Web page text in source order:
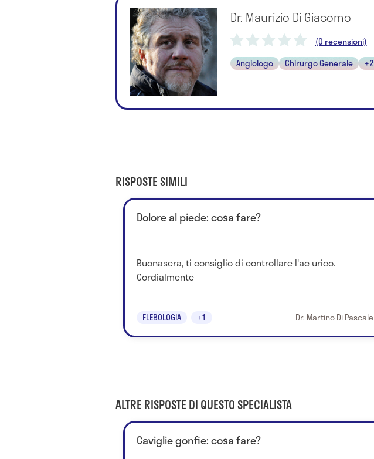
Dr. Maurizio Di Giacomo
(0 recensioni)
Angiologo
Chirurgo Generale +2
RISPOSTE SIMILI
Dolore al piede: cosa fare?
Buonasera, ti consiglio di controllare l'ac urico.
Cordialmente
FLEBOLOGIA +1 Dr. Martino Di Pascale
ALTRE RISPOSTE DI QUESTO SPECIALISTA
Caviglie gonfie: cosa fare?